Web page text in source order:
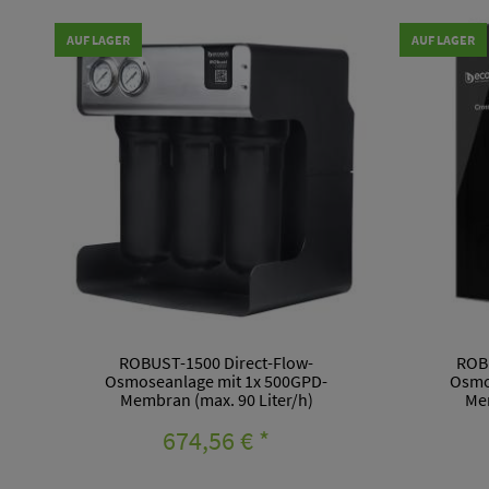
AUF LAGER
ROBUST-1500 Direct-Flow-
Osmoseanlage mit 1x 500GPD-
Membran (max. 90 Liter/h)
674,56 €*
AUF LAGER